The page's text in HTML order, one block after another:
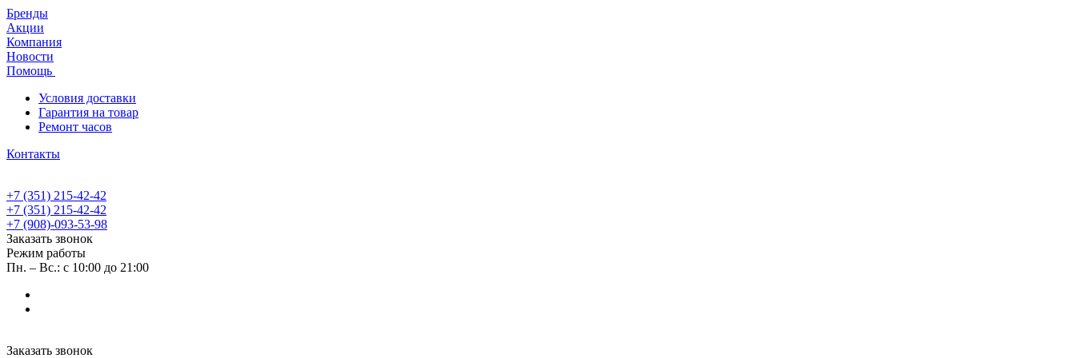
Бренды
Акции
Компания
Новости
Помощь
Условия доставки
Гарантия на товар
Ремонт часов
Контакты
+7 (351) 215-42-42
+7 (351) 215-42-42
+7 (908)-093-53-98
Заказать звонок
Режим работы
Пн. – Вс.: с 10:00 до 21:00
Заказать звонок